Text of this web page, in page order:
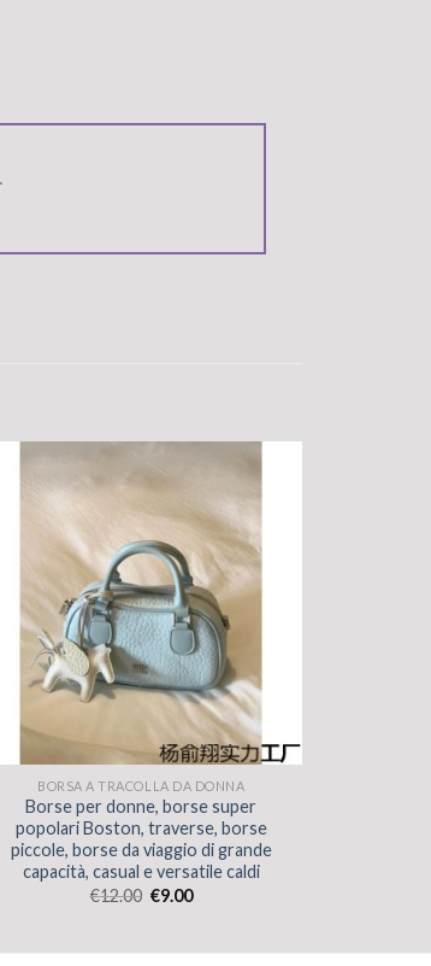
BORSA A TRACOLLA DA DONNA
Borse per donne, borse super
popolari Boston, traverse, borse
piccole, borse da viaggio di grande
capacità, casual e versatile caldi
€12.00 €9.00